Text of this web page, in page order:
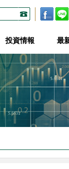
投資情報 最